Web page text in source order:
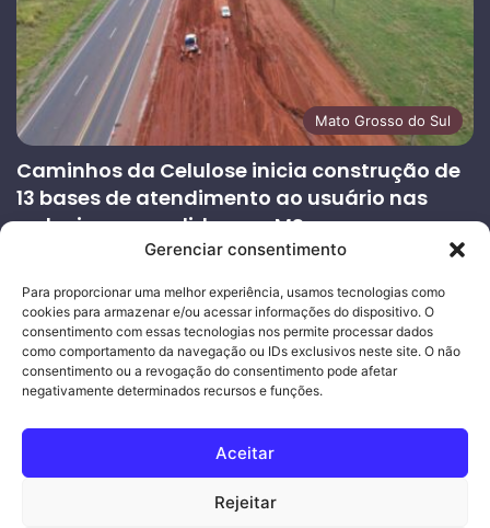
Gerenciar consentimento
Para proporcionar uma melhor experiência, usamos tecnologias como
cookies para armazenar e/ou acessar informações do dispositivo. O
consentimento com essas tecnologias nos permite processar dados
como comportamento da navegação ou IDs exclusivos neste site. O não
consentimento ou a revogação do consentimento pode afetar
negativamente determinados recursos e funções.
Aceitar
Rejeitar
Mato Grosso do Sul
Caminhos da Celulose inicia construção de
13 bases de atendimento ao usuário nas
rodovias concedidas em MS
Página
anterior
Próxima
página
Ouro Empresas- Desenvolvimento Web
Joeber Garcia
FacebookInstagram